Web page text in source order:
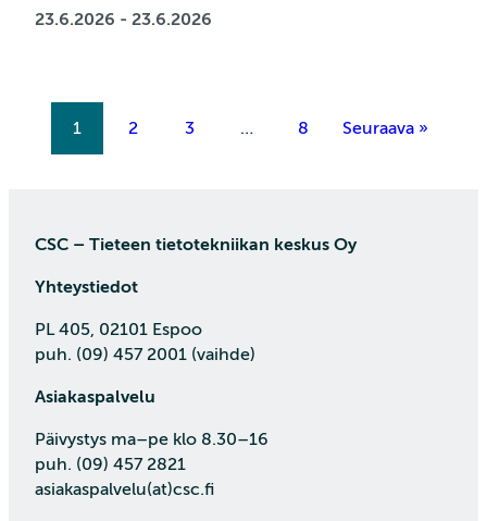
23.6.2026 - 23.6.2026
1 2 3 … 8 Seuraava »
CSC – Tieteen tietotekniikan keskus Oy
Yhteystiedot
PL 405, 02101 Espoo
puh. (09) 457 2001 (vaihde)
Asiakaspalvelu
Päivystys ma–pe klo 8.30–16
puh. (09) 457 2821
asiakaspalvelu(at)csc.fi